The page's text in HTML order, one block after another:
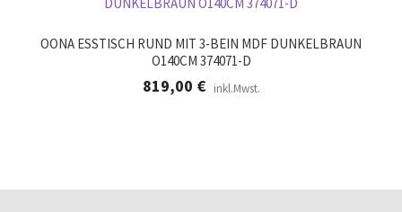
OONA ESSTISCH RUND MIT 3-BEIN MDF DUNKELBRAUN
O140CM 374071-D
819,00 € inkl.Mwst.